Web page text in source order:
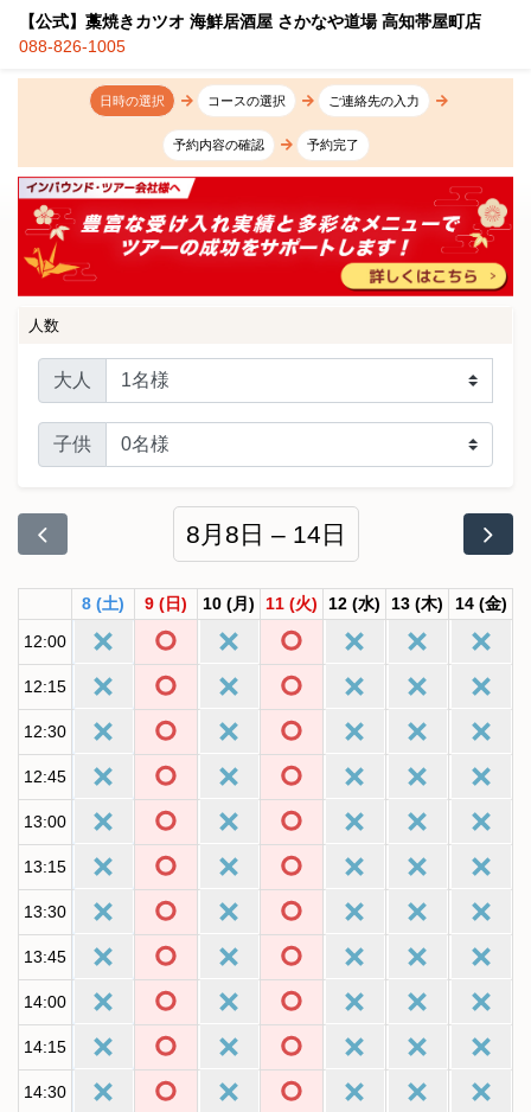
【公式】藁焼きカツオ 海鮮居酒屋 さかなや道場 高知帯屋町店
088-826-1005
日時の選択 コースの選択 ご連絡先の入力
予約内容の確認 予約完了
人数
大人
子供
8月8日 – 14日
8 (土) 9 (日) 10 (月) 11 (火) 12 (水) 13 (木) 14 (金)
12:00
12:15
12:30
12:45
13:00
13:15
13:30
13:45
14:00
14:15
14:30